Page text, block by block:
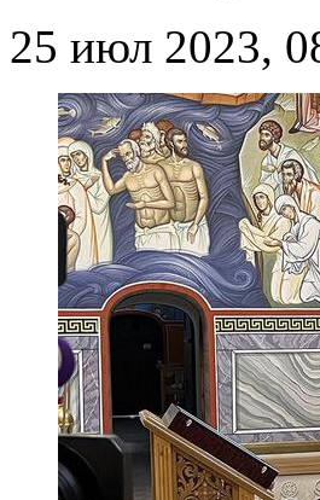
25 июл 2023,